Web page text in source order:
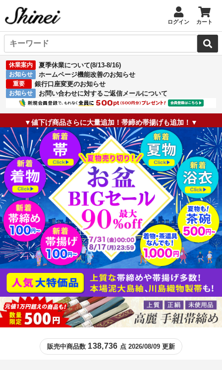
ログイン カート
休業案内 夏季休業について(8/13-8/16)
お知らせ ホームページ機能改善のお知らせ
重要 銀行口座変更のお知らせ
お知らせ お問い合わせに対するご返信メールについて
▼値下げ商品さらに大量追加！帯締め帯揚げも追加！▼
販売中商品数 138,736 点 2026/08/09 更新